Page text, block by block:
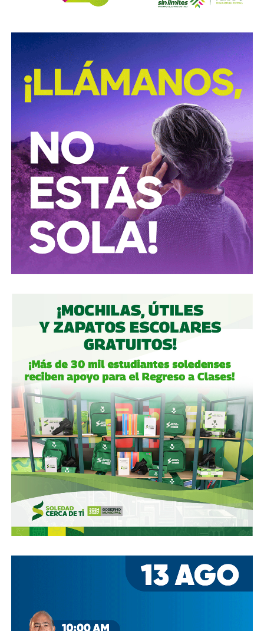
David Martínez es apodado coloquialmente como “El
Fantasma de Wall Street
”, y ha adquirido un poder
inmenso en Latinoamérica, especialmente en Argentina,
donde ha servido como negociador para la deuda nacional
y en 2017, fue considerado por Forbes como el hombre
más rico de dicho país. El regiomontano tiene un historial
documentado de tomar control de empresas en
dificultades financieras a partir de deuda: lo hizo con la
textilera CYDSA en los años 90, con la vidriera Vitro entre
2009 y 2012, y con las ya mencionadas Empresas ICA
desde 2016.
Algo similar realizó en 2020 con
del Centro Norte(OMA), el operador de, entre otros, el
Fintech compró primero acciones especiales que
garantizaban el control de la aeroportuaria y luego
concretó una oferta pública con la que en julio de 2021,
alcanzó el 30.1% de participación económica, suficiente
para mantener el control hasta que lo vendieron a la
francesa Vinci Airports en 2022 (El Economista, dic. 2020
y jul. 2021; Folleto Informativo Definitivo, Bolsa Mexicana
de Valores, may. 2021).
Si bien todos estos empresarios se han aliado en otras
ocasiones (en 2017 ganaron la licitación para construir
el ahora cancelado Aeropuerto de Texcoco),cuando
se otorgó la concesión para la administración de El
Realito, ni Slim ni Martínez ni los copresidentes de
Televisa tenían sus actuales injerencias en Aquos, por
lo que se podría decir que ésta fue heredada, y acabó
dejando el control de la presa en las manos de cuatro de
al menos tres intentos de rescindir o
modificar el contrato se han hecho sin haber
Agua abrió un expediente que no avanzó pese a 350 mil
afectados y una queja de oficio de la Comisión Estatal de